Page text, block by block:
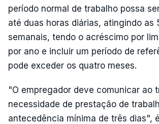
período normal de trabalho possa
até duas horas diárias, atingindo as
semanais, tendo o acréscimo por
por ano e incluir um período de
pode exceder os quatro meses.
"O empregador deve comunicar ao
necessidade de prestação de
antecedência mínima de três dias",